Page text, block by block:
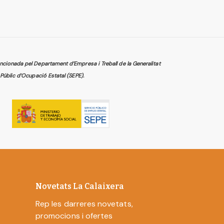
pel Departament d’Empresa i Treball de la Generalitat
d’Ocupació Estatal (SEPE).
Novetats La Calaixera
Rep les darreres novetats,
promocions i ofertes